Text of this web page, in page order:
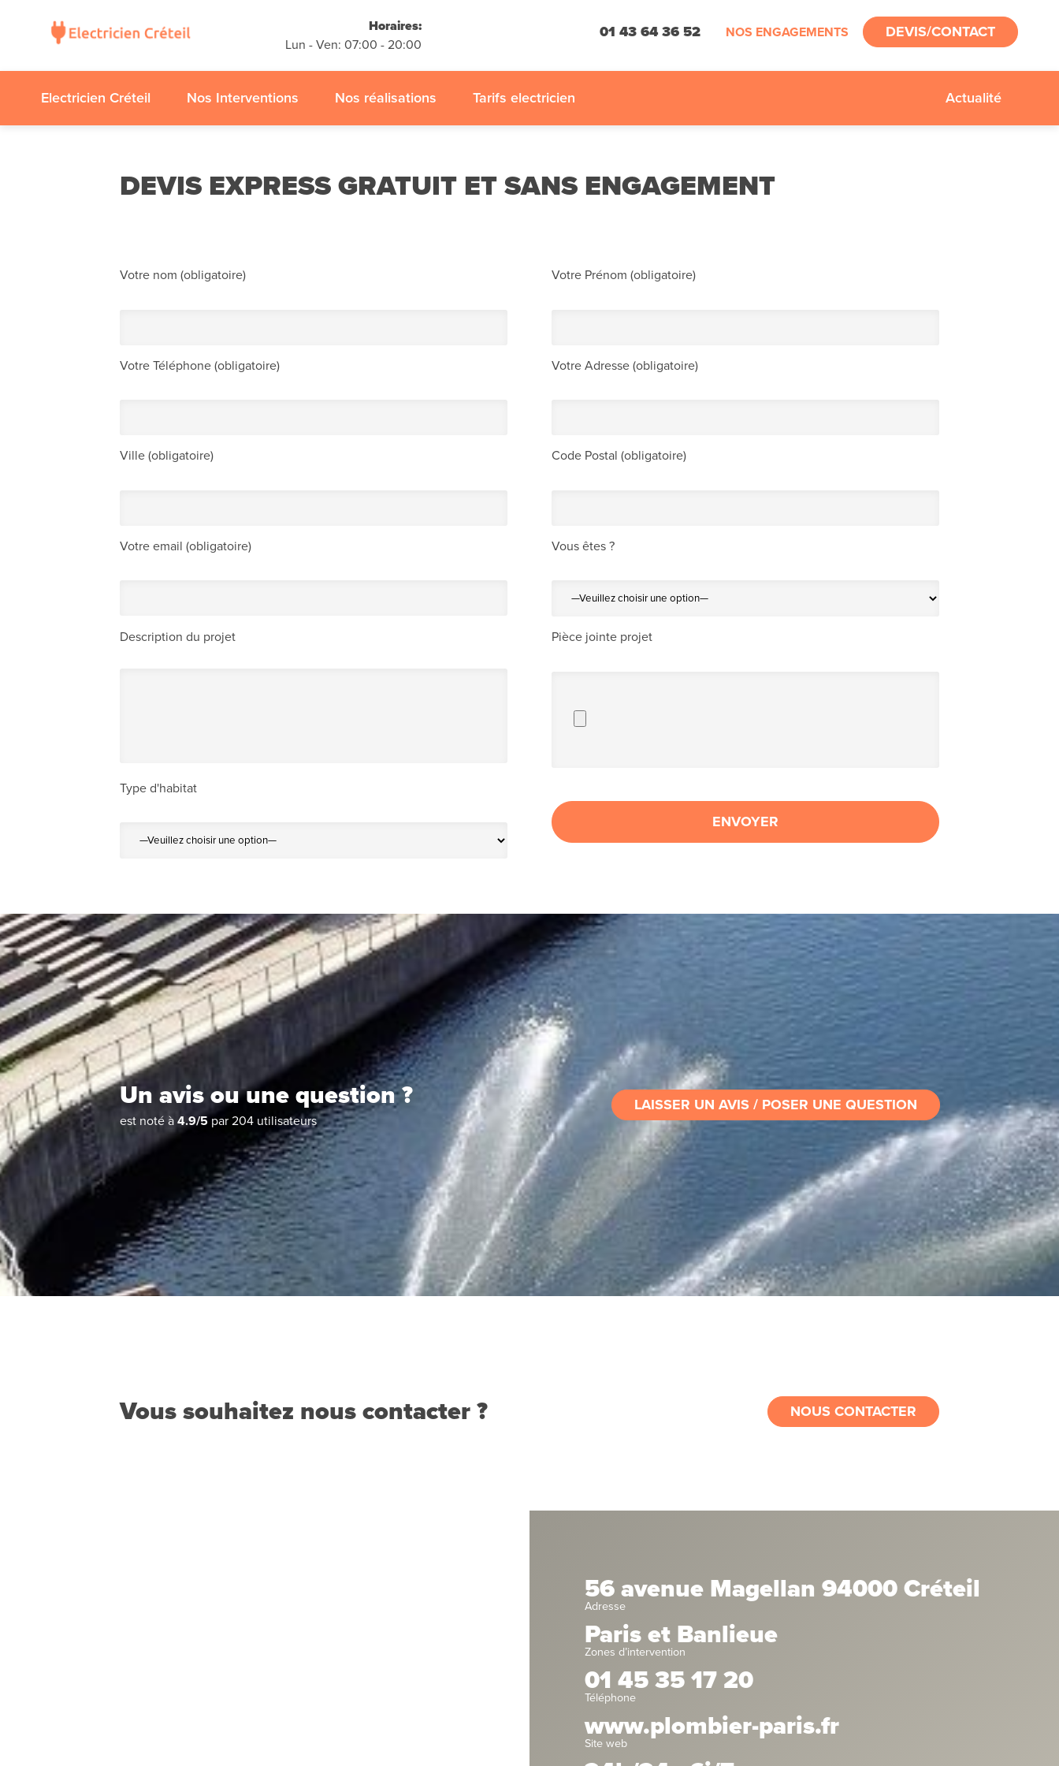
Horaires:
Lun - Ven: 07:00 - 20:00
01 43 64 36 52 NOS ENGAGEMENTS DEVIS/CONTACT
Electricien Créteil Actualité
Nos Interventions Nos réalisations Tarifs electricien
gratuits
sans engagement
appelez-nous :01.45.32.13.75
DEVIS EXPRESS GRATUIT ET SANS ENGAGEMENT
Votre nom (obligatoire) Votre Prénom (obligatoire)
Votre Téléphone (obligatoire) Votre Adresse (obligatoire)
Ville (obligatoire) Code Postal (obligatoire)
Votre email (obligatoire) Vous êtes ?
Description du projet Pièce jointe projet
Type d'habitat
Un avis ou une question ?
est noté à 4.9/5 par 204 utilisateurs
LAISSER UN AVIS / POSER UNE QUESTION
Vous souhaitez nous contacter ? NOUS CONTACTER
56 avenue Magellan 94000 Créteil
Adresse
Paris et Banlieue
Zones d’intervention
01 45 35 17 20
Téléphone
www.plombier-paris.fr
Site web